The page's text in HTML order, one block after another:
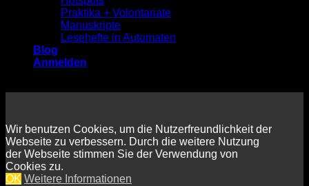
Praktika + Volontariate
Manuskripte
Lesehefte in Automaten
Blog
Anmelden
Wir benutzen Cookies, um die Nutzerfreundlichkeit der
Webseite zu verbessern. Durch die weitere Nutzung
der Webseite stimmen Sie der Verwendung von
Cookies zu.
OK Weitere Informationen